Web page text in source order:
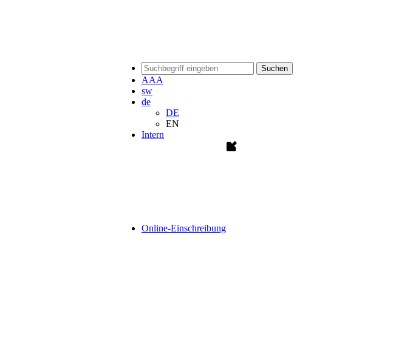
Suchen
AAA
sw
de
DE
EN
Intern
Online-Einschreibung